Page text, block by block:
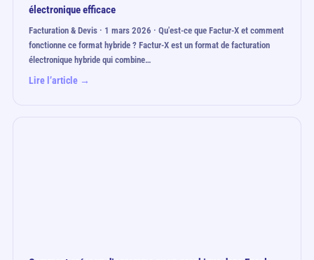
électronique efficace
Facturation & Devis · 1 mars 2026 · Qu'est-ce que Factur-X et comment
fonctionne ce format hybride ? Factur-X est un format de facturation
électronique hybride qui combine…
Lire l’article →